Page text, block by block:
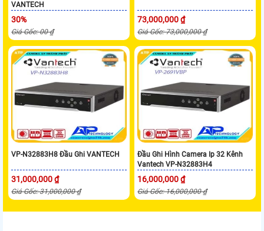
VANTECH
30%
Giá Gốc: 00 ₫
73,000,000 ₫
Giá Gốc: 73,000,000 ₫
VP-N32883H8 Đầu Ghi VANTECH
31,000,000 ₫
Giá Gốc: 31,000,000 ₫
Đầu Ghi Hình Camera Ip 32 Kênh
Vantech VP-N32883H4
16,000,000 ₫
Giá Gốc: 16,000,000 ₫